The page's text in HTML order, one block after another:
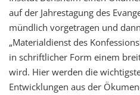
auf der Jahrestagung des
mündlich vorgetragen und
„Materialdienst des
in schriftlicher Form einem
wird. Hier werden die
Entwicklungen aus der